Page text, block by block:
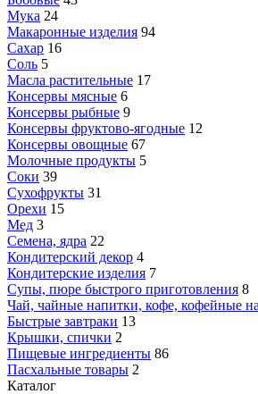
Мука 24
Макаронные изделия 94
Сахар 16
Соль 5
Масла растительные 17
Консервы мясные 6
Консервы рыбные 9
Консервы фруктово-ягодные 12
Консервы овощные 67
Молочные продукты 5
Соки 39
Сухофрукты 31
Орехи 15
Мед 3
Семена, ядра 22
Кондитерский декор 4
Кондитерские изделия 7
Супы, пюре быстрого приготовления 8
Чай, чайные напитки, кофе, кофейные
Быстрые завтраки 13
Крышки, спички 2
Пищевые ингредиенты 86
Пасхальные товары 2
Каталог